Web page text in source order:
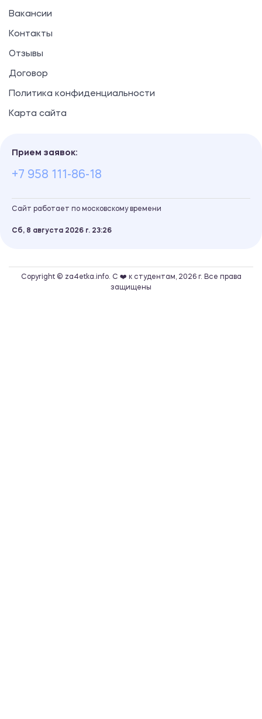
Вакансии
Контакты
Отзывы
Договор
Политика конфиденциальности
Карта сайта
Прием заявок:
+7 958 111-86-18
Сайт работает по московскому времени
Сб, 8 августа 2026 г. 23 26
Copyright © za4etka.info. С ❤️ к студентам, 2026 г. Все права
защищены